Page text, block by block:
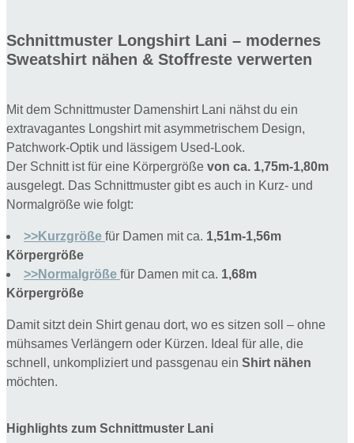
Schnittmuster Longshirt Lani – modernes
Sweatshirt nähen & Stoffreste verwerten
Mit dem Schnittmuster Damenshirt Lani nähst du ein
extravagantes Longshirt mit asymmetrischem Design,
Patchwork-Optik und lässigem Used-Look.
Der Schnitt ist für eine Körpergröße von ca. 1,75m-1,80m
ausgelegt. Das Schnittmuster gibt es auch in Kurz- und
Normalgröße wie folgt:
>>Kurzgröße für Damen mit ca. 1,51m-1,56m
Körpergröße
>>Normalgröße für Damen mit ca. 1,68m
Körpergröße
Damit sitzt dein Shirt genau dort, wo es sitzen soll – ohne
mühsames Verlängern oder Kürzen. Ideal für alle, die
schnell, unkompliziert und passgenau ein Shirt nähen
möchten.
Highlights zum Schnittmuster Lani